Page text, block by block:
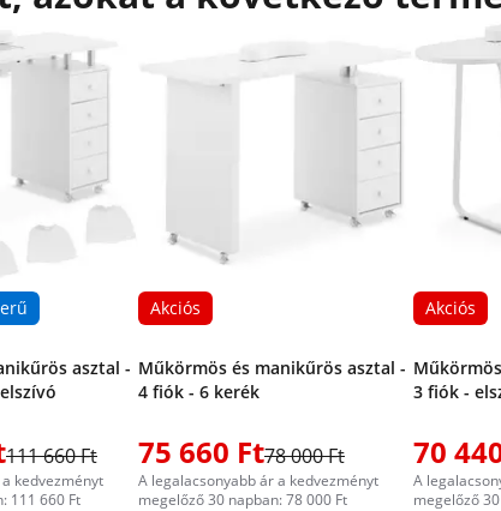
asztal -
111 660 Ft
kedvezményt
111 660 Ft
Akciós
Műkörmös és manikűrös asztal -
4 fiók - 6 kerék
75 660 Ft78 000 Ft
A legalacsonyabb ár a kedvezményt
megelőző 30 napban: 78 000 Ft
Akciós
3 fiók -
70
A
megelőző